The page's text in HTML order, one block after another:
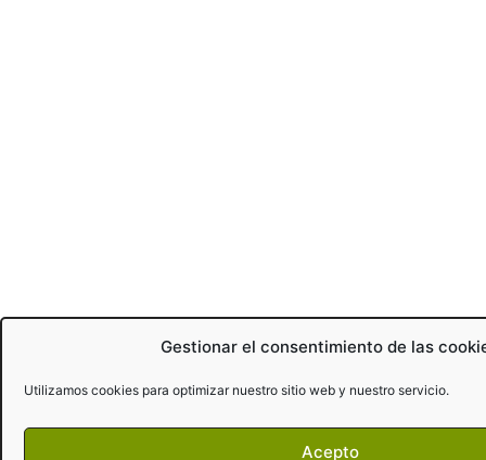
Gestionar el consentimiento de las
Utilizamos cookies para optimizar nuestro sitio web y nuestro servicio.
Acepto